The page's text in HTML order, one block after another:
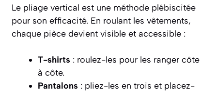
Le pliage vertical est une méthode plébiscitée
pour son efficacité. En roulant les vêtements,
chaque pièce devient visible et accessible :
T-shirts : roulez-les pour les ranger côte
à côte.
Pantalons : pliez-les en trois et placez-